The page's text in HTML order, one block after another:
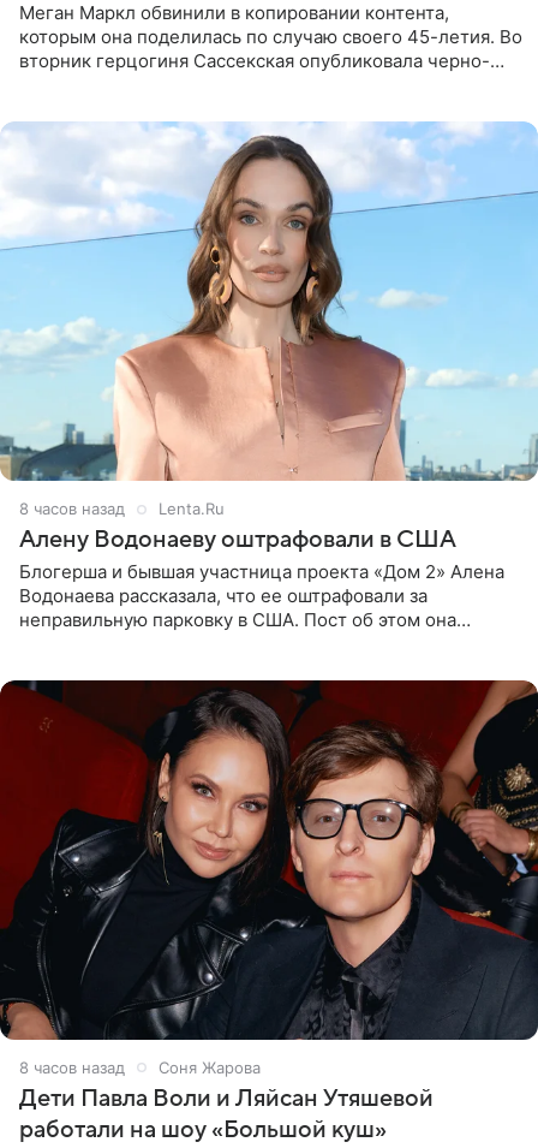
Меган Маркл обвинили в копировании контента,
которым она поделилась по случаю своего 45-летия. Во
вторник герцогиня Сассекская опубликовала черно-
8 часов назад Lenta.Ru
Алену Водонаеву оштрафовали в США
Блогерша и бывшая участница проекта «Дом 2» Алена
Водонаева рассказала, что ее оштрафовали за
неправильную парковку в США. Пост об этом она
8 часов назад Соня Жарова
Дети Павла Воли и Ляйсан Утяшевой
работали на шоу «Большой куш»